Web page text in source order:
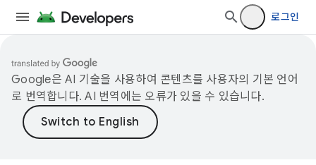
로그인
Google은 AI 기술을 사용하여 콘텐츠를 사용자의 기본 언어
로 번역합니다. AI 번역에는 오류가 있을 수 있습니다.